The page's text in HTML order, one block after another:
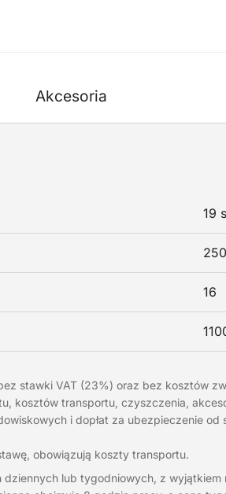
19
16
stawki VAT (23%) oraz bez kosztów
kosztów transportu, czyszczenia,
i dopłat za ubezpieczenie
obowiązują koszty transportu.
dziennych lub tygodniowych, z
Akcesoria